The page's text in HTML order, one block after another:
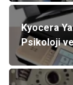
Kyocera
Psikoloji